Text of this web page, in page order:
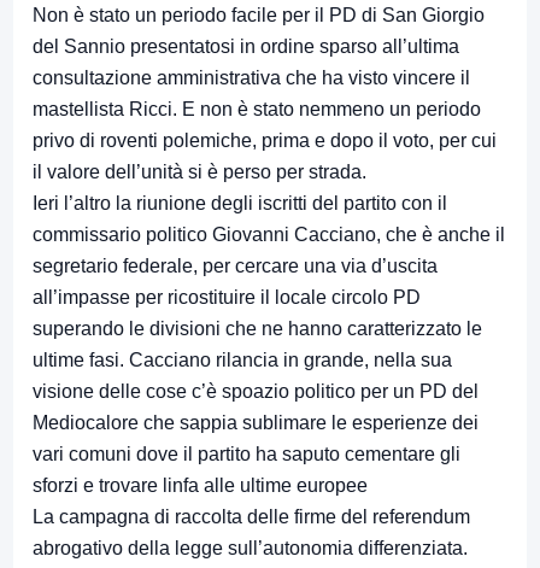
Non è stato un periodo facile per il PD di San Giorgio
del Sannio presentatosi in ordine sparso all’ultima
consultazione amministrativa che ha visto vincere il
mastellista Ricci. E non è stato nemmeno un periodo
privo di roventi polemiche, prima e dopo il voto, per cui
il valore dell’unità si è perso per strada.
Ieri l’altro la riunione degli iscritti del partito con il
commissario politico Giovanni Cacciano, che è anche il
segretario federale, per cercare una via d’uscita
all’impasse per ricostituire il locale circolo PD
superando le divisioni che ne hanno caratterizzato le
ultime fasi. Cacciano rilancia in grande, nella sua
visione delle cose c’è spoazio politico per un PD del
Mediocalore che sappia sublimare le esperienze dei
vari comuni dove il partito ha saputo cementare gli
sforzi e trovare linfa alle ultime europee
La campagna di raccolta delle firme del referendum
abrogativo della legge sull’autonomia differenziata.